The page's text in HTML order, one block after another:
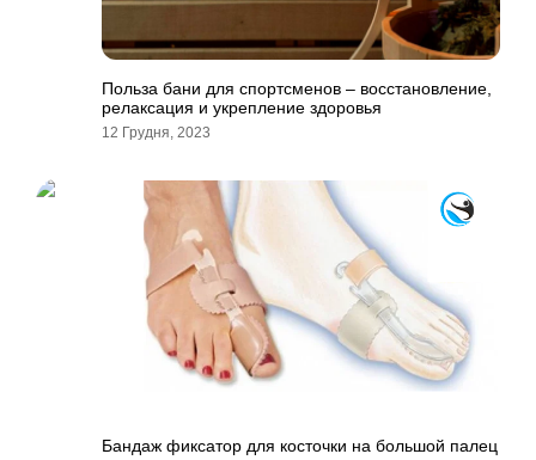
Польза бани для спортсменов – восстановление,
релаксация и укрепление здоровья
12 Грудня, 2023
Бандаж фиксатор для косточки на большой палец